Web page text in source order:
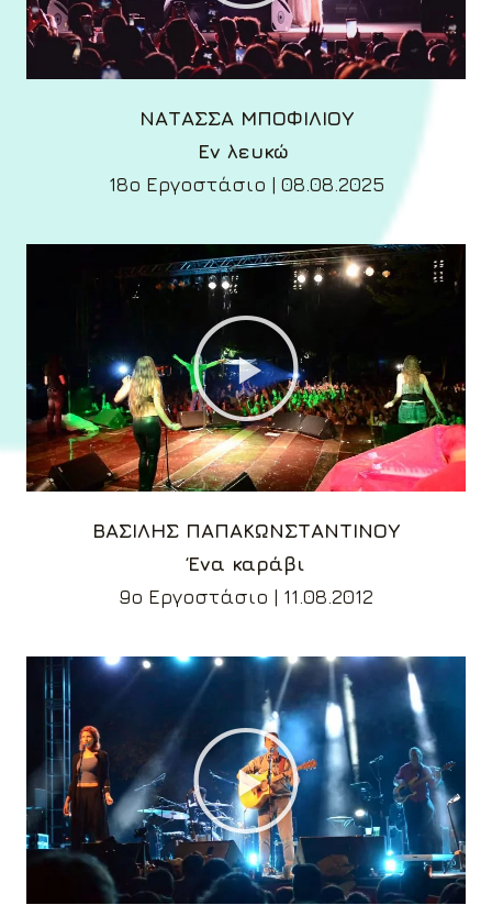
ΝΑΤΑΣΣΑ ΜΠΟΦΙΛΙΟΥ
Εν λευκώ
18ο Εργοστάσιο | 08.08.2025
ΒΑΣΙΛΗΣ ΠΑΠΑΚΩΝΣΤΑΝΤΙΝΟΥ
Ένα καράβι
9ο Εργοστάσιο | 11.08.2012